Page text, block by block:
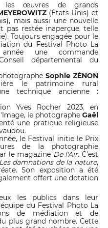
les œuvres de grands
(États-Unis) et
mais aussi une nouvelle
pas restée inaperçue, telle
Toujours engagée pour le
du Festival Photo La
une commande
départemental du
Sophie ZÉNON
le patrimoine rural
technique ancienne :
Yves Rocher 2023, en
le photographe Gaël
une pratique religieuse
le Festival initie le Prix
de la photographie
le magazine De l'Air. C'est
Les damnations de la nature,
Son exposition a été
offert une dotation
les publics dans leur
du Festival Photo La
de médiation et de
plus grand nombre. Cette